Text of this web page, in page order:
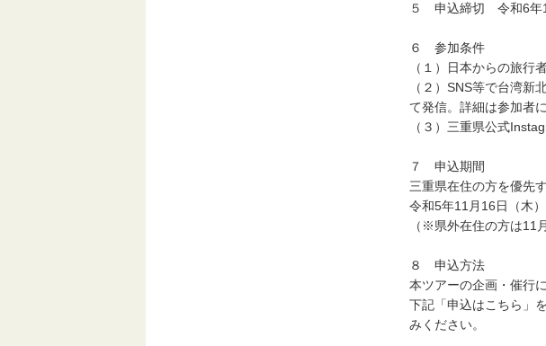
５ 申込締切 令和6年1
６ 参加条件
（１）日本からの旅行
（２）SNS等で台湾
て発信。詳細は参加者
（３）三重県公式
７ 申込期間
三重県在住の方を優先
令和5年11月16日（木
（※県外在住の方は11
８ 申込方法
本ツアーの企画・催行
下記「申込はこちら」
みください。